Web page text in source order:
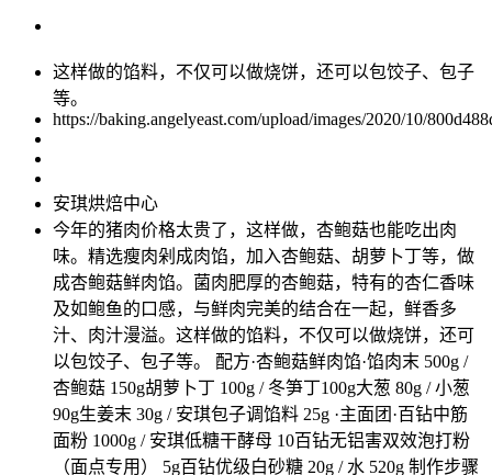
这样做的馅料，不仅可以做烧饼，还可以包饺子、包子
等。
https://baking.angelyeast.com/upload/images/2020/10/
安琪烘焙中心
今年的猪肉价格太贵了，这样做，杏鲍菇也能吃出肉
味。精选瘦肉剁成肉馅，加入杏鲍菇、胡萝卜丁等，做
成杏鲍菇鲜肉馅。菌肉肥厚的杏鲍菇，特有的杏仁香味
及如鲍鱼的口感，与鲜肉完美的结合在一起，鲜香多
汁、肉汁漫溢。这样做的馅料，不仅可以做烧饼，还可
以包饺子、包子等。 配方·杏鲍菇鲜肉馅·馅肉末 500g /
杏鲍菇 150g胡萝卜丁 100g / 冬笋丁100g大葱 80g / 小葱
90g生姜末 30g / 安琪包子调馅料 25g ·主面团·百钻中筋
面粉 1000g / 安琪低糖干酵母 10百钻无铝害双效泡打粉
（面点专用） 5g百钻优级白砂糖 20g / 水 520g 制作步骤